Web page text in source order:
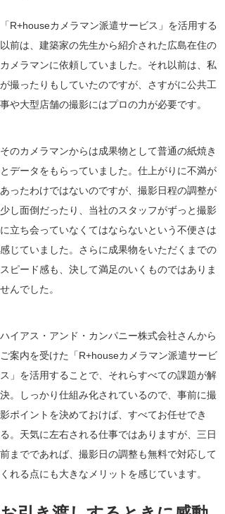
「R+houseカメラマン派遣サービス」を活用する
以前は、建築家の先生から紹介された広島在住の
カメラマンに依頼していました。それ以前は、私
が撮ったりもしていたのですが、さすがに公共工
事や大型店舗の撮影にはプロの力が必要です。
そのカメラマンからは成果物として普通の紙焼き
とデータをもらっていました。仕上がりに不満が
あったわけではないのですが、撮影日程の調整が
少し面倒だったり、当社のスタッフがずっと撮影
に立ち会っていなくてはならないという不便さは
感じていました。さらに成果物をいただくまでの
スピード感も、決して満足のいくものではありま
せんでした。
ハイアス・アンド・カンパニー株式会社さんから
ご案内を受けた「R+houseカメラマン派遣サービ
ス」を活用することで、それらすべての課題が解
決。しっかり仕組み化されているので、事前に撮
影ポイントを決めておけば、すべてお任せでき
る。天気に左右される仕事ではありますが、三日
前までであれば、撮影日の調整も無料で対応して
くれる点にも大きなメリットを感じています。